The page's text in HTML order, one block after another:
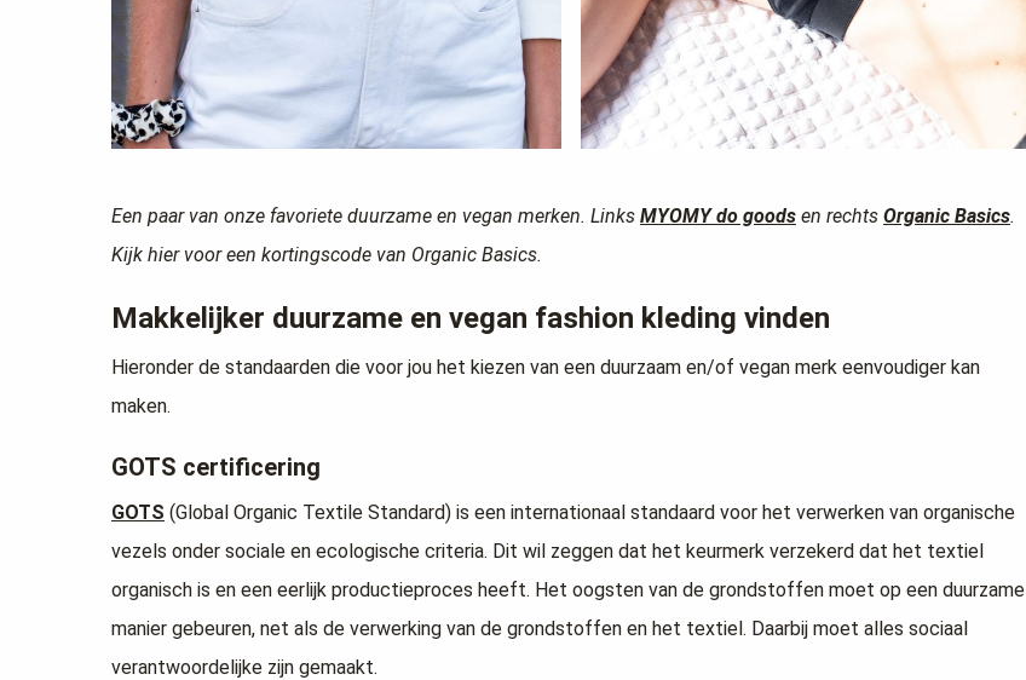
Een paar van onze favoriete duurzame en vegan merken. Links MYOMY do goods en rechts Organic Basics.
Kijk hier voor een kortingscode van Organic Basics.
Makkelijker duurzame en vegan fashion kleding vinden
Hieronder de standaarden die voor jou het kiezen van een duurzaam en/of vegan merk eenvoudiger kan
maken.
GOTS certificering
GOTS (Global Organic Textile Standard) is een internationaal standaard voor het verwerken van organische
vezels onder sociale en ecologische criteria. Dit wil zeggen dat het keurmerk verzekerd dat het textiel
organisch is en een eerlijk productieproces heeft. Het oogsten van de grondstoffen moet op een duurzame
manier gebeuren, net als de verwerking van de grondstoffen en het textiel. Daarbij moet alles sociaal
verantwoordelijke zijn gemaakt.